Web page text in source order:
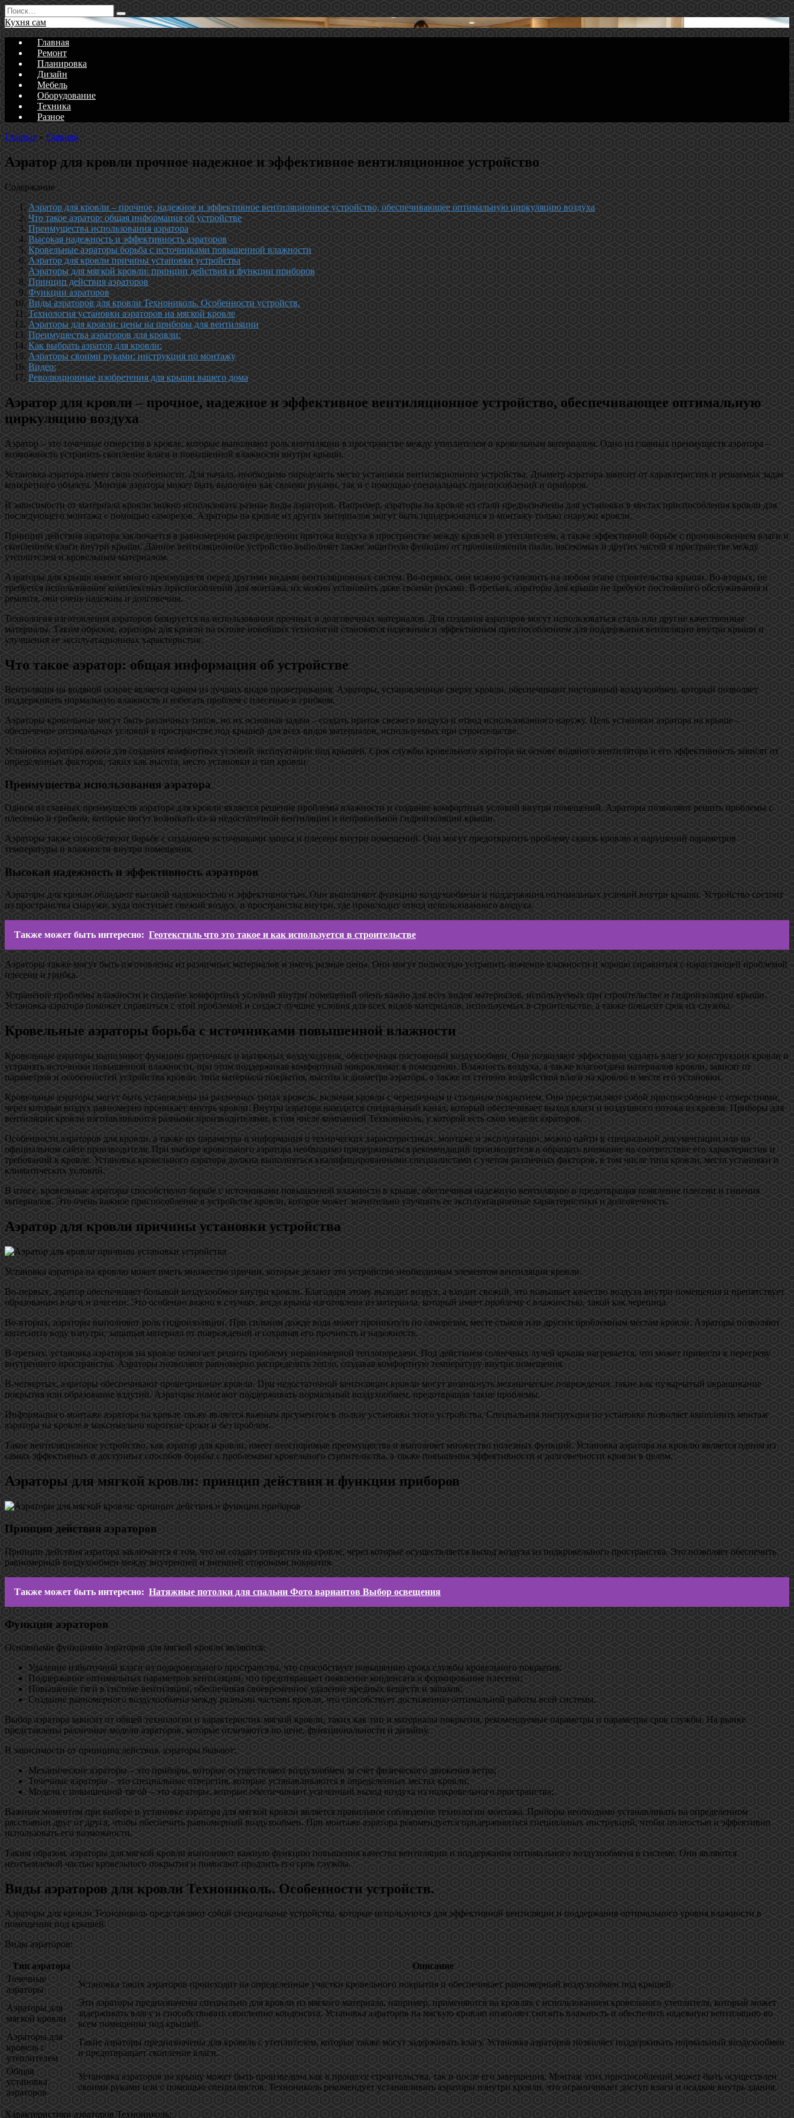
Перейти
к
содержанию
Search
for:
Кухня сам
Главная
Ремонт
Планировка
Дизайн
Мебель
Оборудование
Техника
Разное
Главная » Главная
Аэратор для кровли прочное надежное и эффективное вентиляционное устройство
Содержание
Аэратор для кровли – прочное, надежное и эффективное вентиляционное устройство, обеспечивающее оптимальную циркуляцию воздуха
Что такое аэратор: общая информация об устройстве
Преимущества использования аэратора
Высокая надежность и эффективность аэраторов
Кровельные аэраторы борьба с источниками повышенной влажности
Аэратор для кровли причины установки устройства
Аэраторы для мягкой кровли: принцип действия и функции приборов
Принцип действия аэраторов
Функции аэраторов
Виды аэраторов для кровли Технониколь. Особенности устройств.
Технология установки аэраторов на мягкой кровле
Аэраторы для кровли: цены на приборы для вентиляции
Преимущества аэраторов для кровли:
Как выбрать аэратор для кровли:
Аэраторы своими руками: инструкция по монтажу
Видео:
Революционные изобретения для крыши вашего дома
Аэратор для кровли – прочное, надежное и эффективное вентиляционное устройство, обеспечивающее оптимальную
циркуляцию воздуха
Аэратор – это точечные отверстия в кровле, которые выполняют роль вентиляции в пространстве между утеплителем и кровельным материалом. Одно из главных преимуществ аэратора –
возможность устранить скопление влаги и повышенной влажности внутри крыши.
Установка аэратора имеет свои особенности. Для начала, необходимо определить место установки вентиляционного устройства. Диаметр аэратора зависит от характеристик и решаемых задач
конкретного объекта. Монтаж аэратора может быть выполнен как своими руками, так и с помощью специальных приспособлений и приборов.
В зависимости от материала кровли можно использовать разные виды аэраторов. Например, аэраторы на кровле из стали предназначены для установки в местах приспособления кровли для
последующего монтажа с помощью саморезов. Аэраторы на кровле из других материалов могут быть придерживаться и монтажу только снаружи кровли.
Принцип действия аэратора заключается в равномерном распределении притока воздуха в пространстве между кровлей и утеплителем, а также эффективной борьбе с проникновением влаги и
скоплением влаги внутри крыши. Данное вентиляционное устройство выполняет также защитную функцию от проникновения пыли, насекомых и других частей в пространстве между
утеплителем и кровельным материалом.
Аэраторы для крыши имеют много преимуществ перед другими видами вентиляционных систем. Во-первых, они можно установить на любом этапе строительства крыши. Во-вторых, не
требуется использование комплексных приспособлений для монтажа, их можно установить даже своими руками. В-третьих, аэраторы для крыши не требуют постоянного обслуживания и
ремонта, они очень надежны и долговечны.
Технология изготовления аэраторов базируется на использовании прочных и долговечных материалов. Для создания аэраторов могут использоваться сталь или другие качественные
материалы. Таким образом, аэраторы для кровли на основе новейших технологий становятся надежным и эффективным приспособлением для поддержания вентиляции внутри крыши и
улучшения ее эксплуатационных характеристик.
Что такое аэратор: общая информация об устройстве
Вентиляция на водяной основе является одним из лучших видов проветривания. Аэраторы, установленные сверху кровли, обеспечивают постоянный воздухообмен, который позволяет
поддерживать нормальную влажность и избегать проблем с плесенью и грибком.
Аэраторы кровельные могут быть различных типов, но их основная задача – создать приток свежего воздуха и отвод использованного наружу. Цель установки аэратора на крыше –
обеспечение оптимальных условий в пространстве под крышей для всех видов материалов, используемых при строительстве.
Установка аэратора важна для создания комфортных условий эксплуатации под крышей. Срок службы кровельного аэратора на основе водяного вентилятора и его эффективность зависят от
определенных факторов, таких как высота, место установки и тип кровли.
Преимущества использования аэратора
Одним из главных преимуществ аэратора для кровли является решение проблемы влажности и создание комфортных условий внутри помещений. Аэраторы позволяют решить проблемы с
плесенью и грибком, которые могут возникать из-за недостаточной вентиляции и неправильной гидроизоляции крыши.
Аэраторы также способствуют борьбе с созданием источниками запаха и плесени внутри помещений. Они могут предотвратить проблему сквозь кровлю и нарушений параметров
температуры и влажности внутри помещения.
Высокая надежность и эффективность аэраторов
Аэраторы для кровли обладают высокой надежностью и эффективностью. Они выполняют функцию воздухообмена и поддержания оптимальных условий внутри крыши. Устройство состоит
из пространства снаружи, куда поступает свежий воздух, и пространства внутри, где происходит отвод использованного воздуха.
Также может быть интересно: Геотекстиль что это такое и как используется в строительстве
Аэраторы также могут быть изготовлены из различных материалов и иметь разные цены. Они могут полностью устранить значение влажности и хорошо справиться с нарастающей проблемой
плесени и грибка.
Устранение проблемы влажности и создание комфортных условий внутри помещений очень важно для всех видов материалов, используемых при строительстве и гидроизоляции крыши.
Установка аэратора поможет справиться с этой проблемой и создаст лучшие условия для всех видов материалов, используемых в строительстве, а также повысит срок их службы.
Кровельные аэраторы борьба с источниками повышенной влажности
Кровельные аэраторы выполняют функцию приточных и вытяжных воздуходувок, обеспечивая постоянный воздухообмен. Они позволяют эффективно удалять влагу из конструкции кровли и
устранять источники повышенной влажности, при этом поддерживая комфортный микроклимат в помещении. Влажность воздуха, а также влагоотдача материалов кровли, зависят от
параметров и особенностей устройства кровли, типа материала покрытия, высоты и диаметра аэратора, а также от степени воздействия влаги на кровлю и месте его установки.
Кровельные аэраторы могут быть установлены на различных типах кровель, включая кровли с черепичным и стальным покрытием. Они представляют собой приспособление с отверстиями,
через которые воздух равномерно проникает внутрь кровли. Внутри аэратора находится специальный канал, который обеспечивает выход влаги и воздушного потока из кровли. Приборы для
вентиляции кровли изготавливаются разными производителями, в том числе компанией Технониколь, у которой есть свои модели аэраторов.
Особенности аэраторов для кровли, а также их параметры и информация о технических характеристиках, монтаже и эксплуатации, можно найти в специальной документации или на
официальном сайте производителя. При выборе кровельного аэратора необходимо придерживаться рекомендаций производителя и обращать внимание на соответствие его характеристик и
требований к кровле. Установка кровельного аэратора должна выполняться квалифицированными специалистами с учетом различных факторов, в том числе типа кровли, места установки и
климатических условий.
В итоге, кровельные аэраторы способствуют борьбе с источниками повышенной влажности в крыше, обеспечивая надежную вентиляцию и предотвращая появление плесени и гниения
материалов. Это очень важное приспособление в устройстве кровли, которое может значительно улучшить ее эксплуатационные характеристики и долговечность.
Аэратор для кровли причины установки устройства
Установка аэратора на кровлю может иметь множество причин, которые делают это устройство необходимым элементом вентиляции кровли.
Во-первых, аэратор обеспечивает большой воздухообмен внутри кровли. Благодаря этому выходит воздух, а входит свежий, что повышает качество воздуха внутри помещения и препятствует
образованию влаги и плесени. Это особенно важно в случаях, когда крыша изготовлена из материала, который имеет проблему с влажностью, такой как черепица.
Во-вторых, аэраторы выполняют роль гидроизоляции. При сильном дожде вода может проникнуть по саморезам, месте стыков или другим проблемным местам кровли. Аэраторы позволяют
вытеснить воду изнутри, защищая материал от повреждений и сохраняя его прочность и надежность.
В-третьих, установка аэраторов на кровле помогает решить проблему неравномерной теплопередачи. Под действием солнечных лучей крыша нагревается, что может привести к перегреву
внутреннего пространства. Аэраторы позволяют равномерно распределить тепло, создавая комфортную температуру внутри помещения.
В-четвертых, аэраторы обеспечивают проветривание кровли. При недостаточной вентиляции кровли могут возникнуть механические повреждения, такие как пузырчатый окрашивание
покрытия или образование вздутий. Аэраторы помогают поддерживать нормальный воздухообмен, предотвращая такие проблемы.
Информация о монтаже аэратора на кровле также является важным аргументом в пользу установки этого устройства. Специальная инструкция по установке позволяет выполнить монтаж
аэратора на кровле в максимально короткие сроки и без проблем.
Такое вентиляционное устройство, как аэратор для кровли, имеет неоспоримые преимущества и выполняет множество полезных функций. Установка аэратора на кровлю является одним из
самых эффективных и доступных способов борьбы с проблемами кровельного строительства, а также повышения эффективности и долговечности кровли в целом.
Аэраторы для мягкой кровли: принцип действия и функции приборов
Принцип действия аэраторов
Принцип действия аэратора заключается в том, что он создает отверстия на кровле, через которые осуществляется выход воздуха из подкровельного пространства. Это позволяет обеспечить
равномерный воздухообмен между внутренней и внешней сторонами покрытия.
Также может быть интересно: Натяжные потолки для спальни Фото вариантов Выбор освещения
Функции аэраторов
Основными функциями аэраторов для мягкой кровли являются:
Удаление избыточной влаги из подкровельного пространства, что способствует повышению срока службы кровельного покрытия;
Поддержание оптимальных параметров вентиляции, что предотвращает появление конденсата и формирование плесени;
Повышение тяги в системе вентиляции, обеспечивая своевременное удаление вредных веществ и запахов;
Создание равномерного воздухообмена между разными частями кровли, что способствует достижению оптимальной работы всей системы.
Выбор аэратора зависит от общей технологии и характеристик мягкой кровли, таких как тип и материалы покрытия, рекомендуемые параметры и параметры срок службы. На рынке
представлены различные модели аэраторов, которые отличаются по цене, функциональности и дизайну.
В зависимости от принципа действия, аэраторы бывают:
Механические аэраторы – это приборы, которые осуществляют воздухообмен за счет физического движения ветра;
Точечные аэраторы – это специальные отверстия, которые устанавливаются в определенных местах кровли;
Модели с повышенной тягой – это аэраторы, которые обеспечивают усиленный выход воздуха из подкровельного пространства;
Важным моментом при выборе и установке аэратора для мягкой кровли является правильное соблюдение технологии монтажа. Приборы необходимо устанавливать на определенном
расстоянии друг от друга, чтобы обеспечить равномерный воздухообмен. При монтаже аэратора рекомендуется придерживаться специальных инструкций, чтобы полностью и эффективно
использовать его возможности.
Таким образом, аэраторы для мягкой кровли выполняют важную функцию повышения качества вентиляции и поддержания оптимального воздухообмена в системе. Они являются
неотъемлемой частью кровельного покрытия и помогают продлить его срок службы.
Виды аэраторов для кровли Технониколь. Особенности устройств.
Аэраторы для кровли Технониколь представляют собой специальные устройства, которые используются для эффективной вентиляции и поддержания оптимального уровня влажности в
помещении под крышей.
Виды аэраторов:
Тип аэратора
Описание
Точечные
аэраторы
Установка таких аэраторов происходит на определенные участки кровельного покрытия и обеспечивает равномерный воздухообмен под крышей.
Аэраторы для
мягкой кровли
Эти аэраторы предназначены специально для кровли из мягкого материала, например, применяются на кровлях с использованием кровельного утеплителя, который может
задерживать влагу и способствовать скоплению конденсата. Установка аэраторов на мягкую кровлю позволяет снизить влажность и обеспечить надежную вентиляцию во
всем помещении под крышей.
Аэраторы для
кровель с
утеплителем
Такие аэраторы предназначены для кровель с утеплителем, которые также могут задерживать влагу. Установка аэраторов позволяет поддерживать нормальный воздухообмен
и предотвращает скопление влаги.
Общая
установка
аэраторов
Установка аэраторов на крышу может быть произведена как в процессе строительства, так и после его завершения. Монтаж этих приспособлений может быть осуществлен
своими руками или с помощью специалистов. Технониколь рекомендует устанавливать аэраторы изнутри кровли, что ограничивает доступ влаги и осадков внутрь здания.
Характеристики аэраторов Технониколь: